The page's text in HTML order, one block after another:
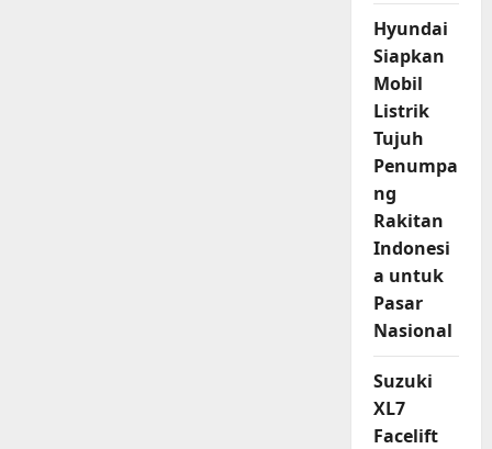
Hyundai
Siapkan
Mobil
Listrik
Tujuh
Penumpa
ng
Rakitan
Indonesi
a untuk
Pasar
Nasional
Suzuki
XL7
Facelift